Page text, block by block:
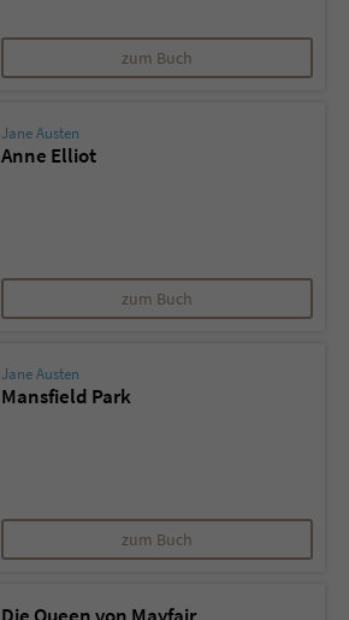
zum Buch
Jane Austen
Anne Elliot
zum Buch
Jane Austen
Mansfield Park
zum Buch